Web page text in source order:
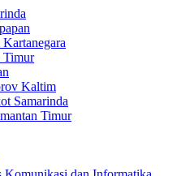
Timur
Kaltim
Samarinda
Timur